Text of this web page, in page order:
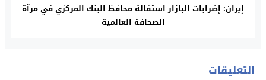
إيران: إضرابات البازار استقالة محافظ البنك المركزي في مرآة
الصحافة العالمیة
التعليقات